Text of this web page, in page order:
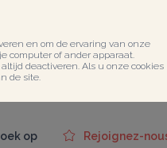
en om de ervaring van onze
computer of ander apparaat.
deactiveren. Als u onze cookies
de site.
op Rejoignez-